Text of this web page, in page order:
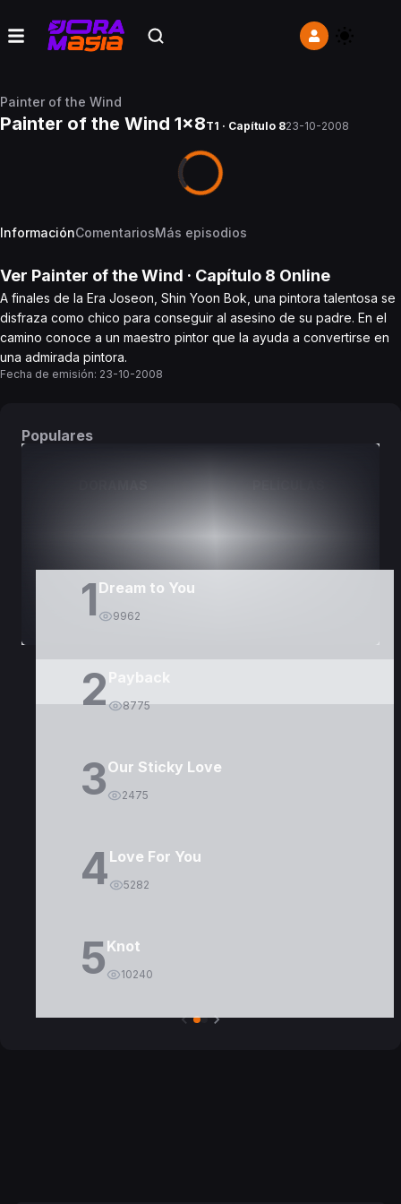
Painter of the Wind
Painter of the Wind 1x8T1 · Capítulo 823-10-2008
InformaciónComentariosMás episodios
Ver Painter of the Wind · Capítulo 8 Online
A finales de la Era Joseon, Shin Yoon Bok, una pintora talentosa se
disfraza como chico para conseguir al asesino de su padre. En el
camino conoce a un maestro pintor que la ayuda a convertirse en
una admirada pintora.
Fecha de emisión: 23-10-2008
Populares
1 Dream to You
9962
2 Payback
8775
3Our Sticky Love
2475
4Love For You
5282
5Knot
10240